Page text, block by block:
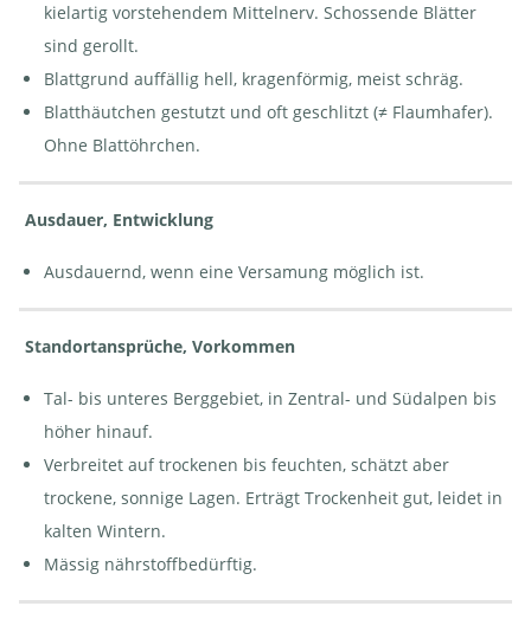
Fromental -
Arrhenatherum
elatius | ©
Fromental -
Arrhenatherum
elatius | ©
kielartig vorstehendem Mittelnerv. Schossende Blätter
sind gerollt.
Blattgrund auffällig hell, kragenförmig, meist schräg.
Blatthäutchen gestutzt und oft geschlitzt (≠ Flaumhafer).
Ohne Blattöhrchen.
Ausdauer, Entwicklung
Ausdauernd, wenn eine Versamung möglich ist.
Standortansprüche, Vorkommen
Tal- bis unteres Berggebiet, in Zentral- und Südalpen bis
höher hinauf.
Verbreitet auf trockenen bis feuchten, schätzt aber
trockene, sonnige Lagen. Erträgt Trockenheit gut, leidet in
kalten Wintern.
Mässig nährstoffbedürftig.